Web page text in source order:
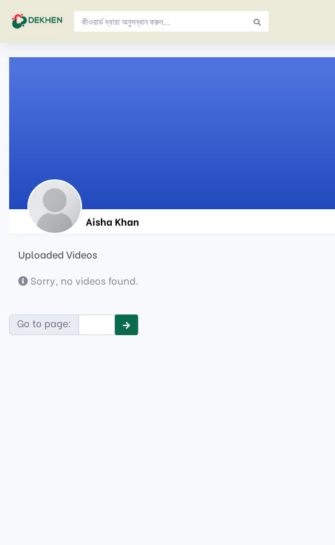
Aisha Khan
Uploaded Videos
Sorry, no videos found.
Go to page: